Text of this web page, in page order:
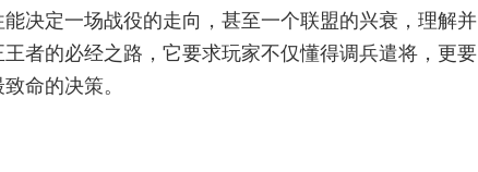
决定一场战役的走向，甚至一个联盟的兴衰，理解并
者的必经之路，它要求玩家不仅懂得调兵遣将，更要
命的决策。